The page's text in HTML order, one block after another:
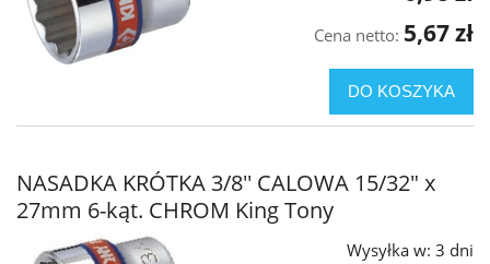
Cena netto: 5,67 zł
DO KOSZYKA
NASADKA KRÓTKA 3/8'' CALOWA 15/32" x
27mm 6-kąt. CHROM King Tony
Wysyłka w: 3 dni